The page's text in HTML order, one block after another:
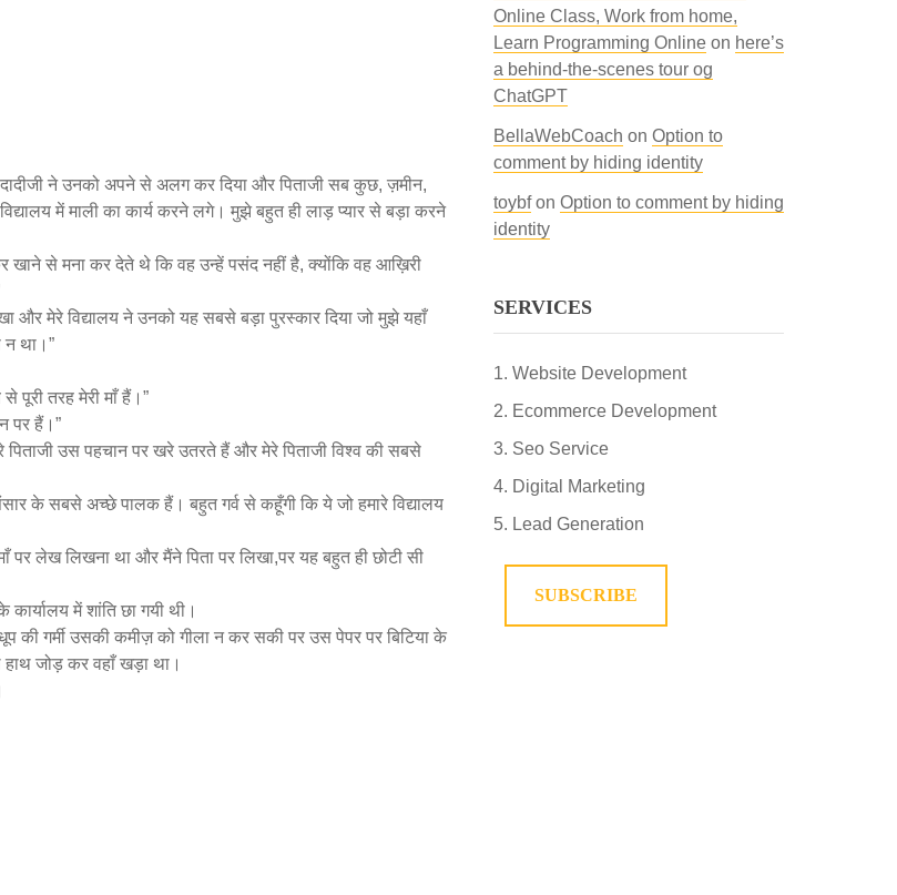
ने उनको अपने से अलग कर दिया और पिताजी सब कुछ, ज़मीन,
में माली का कार्य करने लगे। मुझे बहुत ही लाड़ प्यार से बड़ा करने
से मना कर देते थे कि वह उन्हें पसंद नहीं है, क्योंकि वह आख़िरी
और मेरे विद्यालय ने उनको यह सबसे बड़ा पुरस्कार दिया जो मुझे यहाँ
न था।”
से पूरी तरह मेरी माँ हैं।”
पर हैं।”
पिताजी उस पहचान पर खरे उतरते हैं और मेरे पिताजी विश्व की सबसे
के सबसे अच्छे पालक हैं। बहुत गर्व से कहूँगी कि ये जो हमारे विद्यालय
लेख लिखना था और मैंने पिता पर लिखा,पर यह बहुत ही छोटी सी
में शांति छा गयी थी।
गर्मी उसकी कमीज़ को गीला न कर सकी पर उस पेपर पर बिटिया के
जोड़ कर वहाँ खड़ा था।
Online Class, Work from home,
Learn Programming Onlineon here’s
a behind-the-scenes tour og
ChatGPT
BellaWebCoach on Option to
comment by hiding identity
toybfon Option to comment by hiding
identity
SERVICES
Website Development
Ecommerce Development
Seo Service
Digital Marketing
Lead Generation
SUBSCRIBE